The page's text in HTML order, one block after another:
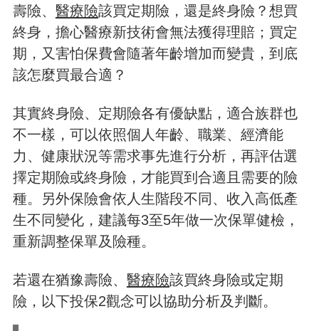
壽險、 醫療險該買定期險，還是終身險？想買
終身，擔心醫療新技術會無法獲得理賠；買定
期，又害怕保費會隨著年齡增加而變貴，到底
該怎麼買最合適？
其實終身險、定期險各有優缺點，適合族群也
不一樣，可以依照個人年齡、職業、經濟能
力、健康狀況等需求事先進行分析，再評估選
擇定期險或終身險，才能買到合適且需要的險
種。另外保險會依人生階段不同、收入高低產
生不同變化，建議每3至5年做一次保單健檢，
重新調整保單及險種。
若還在猶豫壽險、 醫療險該買終身險或定期
險，以下投保2觀念可以協助分析及判斷。